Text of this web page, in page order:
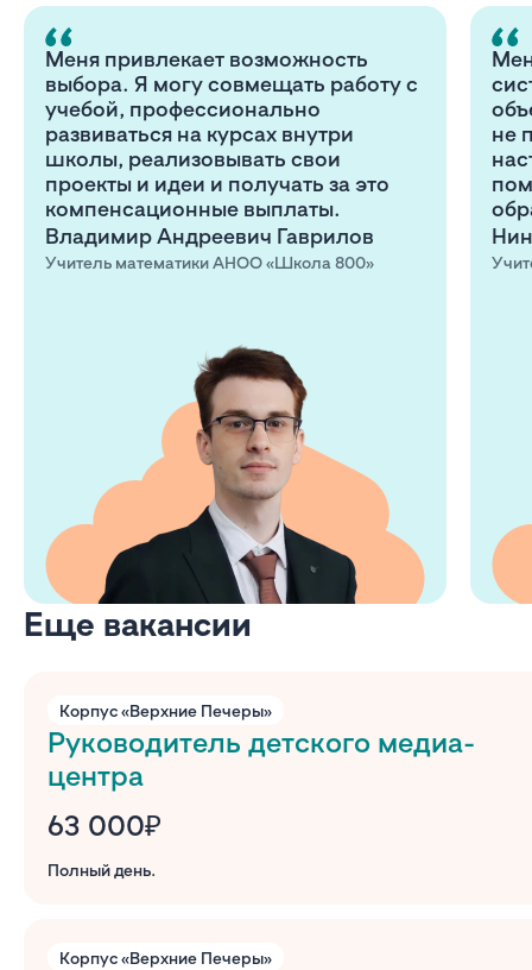
Меня привлекает возможность
выбора. Я могу совмещать работу с
учебой, профессионально
развиваться на курсах внутри
школы, реализовывать свои
проекты и идеи и получать за это
компенсационные выплаты.
Владимир Андреевич Гаврилов
Учитель математики АНОО «Школа 800»
не
Еще вакансии
Корпус «Верхние Печеры»
Руководитель детского медиа-
центра
63 000₽
Полный день.
Корпус «Верхние Печеры»